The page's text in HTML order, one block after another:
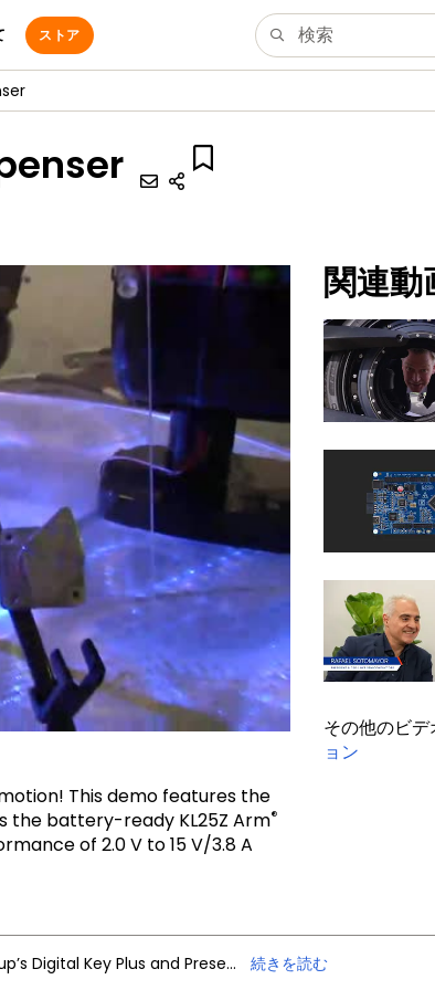
ストア
This demo features the
the battery-ready KL25Z Arm®
of 2.0 V to 15 V/3.8 A
関連動
その他のビデ
ョン
NXP Trimension Ultra-Wideband Powers BMW Group’s Digital Key Plus and Presence Detection 続きを読む